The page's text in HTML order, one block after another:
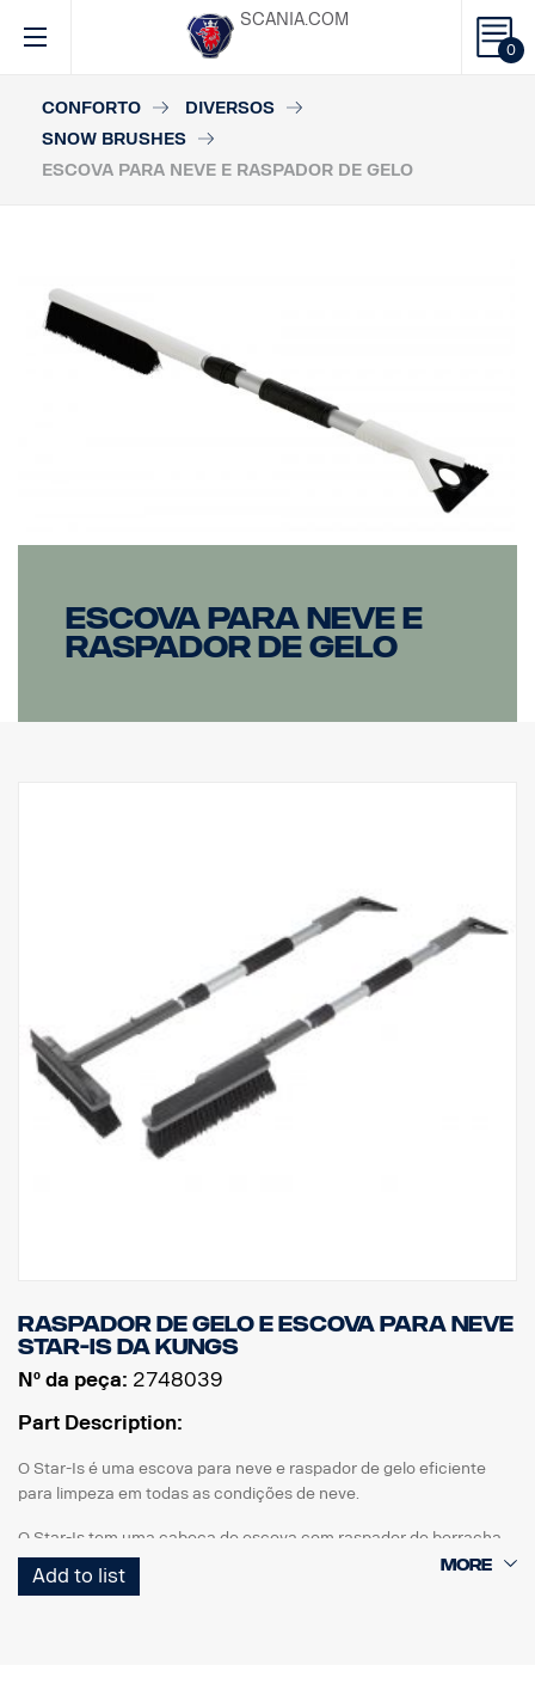
0
SCANIA.COM
CONFORTO
DIVERSOS
SNOW BRUSHES
ESCOVA PARA NEVE E RASPADOR DE GELO
Escova para neve e
raspador de gelo
Raspador de gelo e escova para neve
Star-Is da Kungs
Nº da peça: 2748039
Part Description:
O Star-Is é uma escova para neve e raspador de gelo eficiente
para limpeza em todas as condições de neve.
O Star-Is tem uma cabeça de escova com raspador de borracha
integrado para remover neve pesada e úmida. A cabeça de
escova pode ser definida em duas posições: reta ou em T.
Add to list